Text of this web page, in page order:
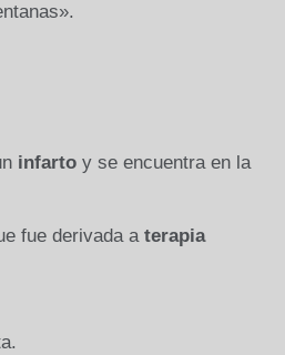
infartoy se encuentra en la
fue derivada a terapia